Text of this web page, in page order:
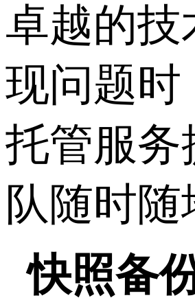
卓越的
现问题时
托管服务
队随时
快照备